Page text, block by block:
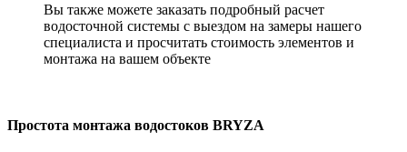
Вы также можете заказать подробный расчет
водосточной системы с выездом на замеры нашего
специалиста и просчитать стоимость элементов и
монтажа на вашем объекте
Простота монтажа водостоков BRYZA